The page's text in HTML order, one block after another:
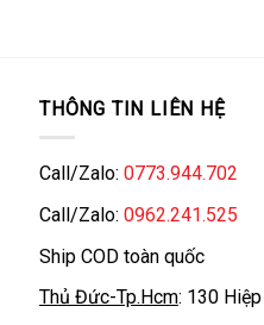
THÔNG TIN LIÊN HỆ
Call/Zalo: 0773.944.702
Call/Zalo: 0962.241.525
Ship COD toàn quốc
Thủ Đức-Tp.Hcm: 130